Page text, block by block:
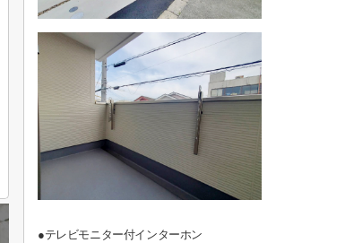
●テレビモニター付インターホン